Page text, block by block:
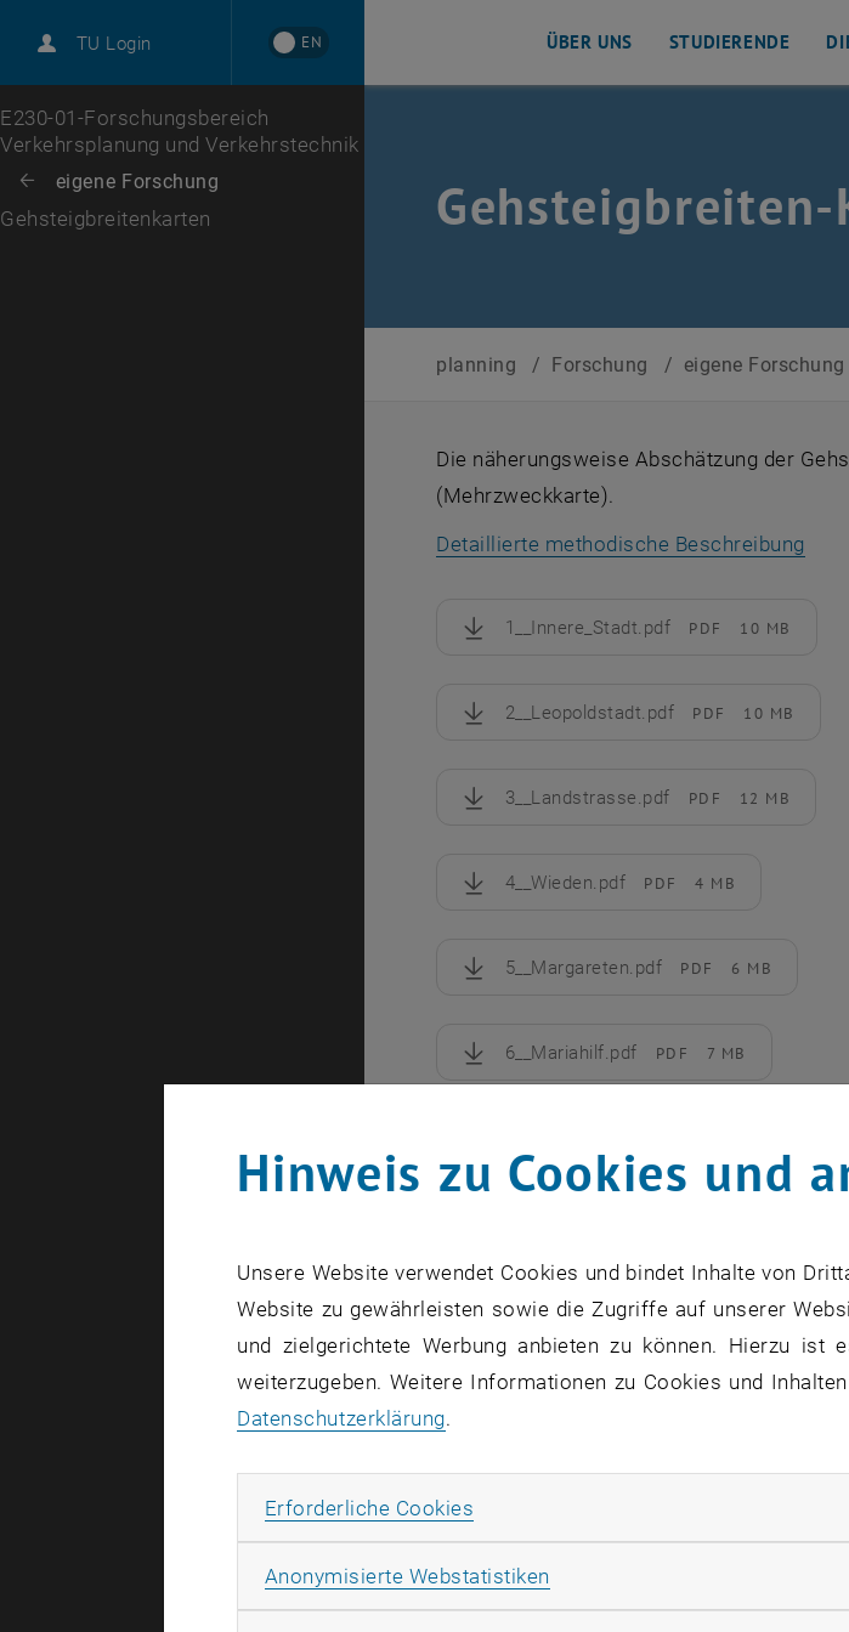
TU Login EN
Zur 1. Menü Ebene
E230-01-Forschungsbereich
Verkehrsplanung und Verkehrstechnik
Zurück: Subseiten von eigene Forschung auflisten
Zurück zur letzten Ebene:
eigene Forschung
Gehsteigbreitenkarten
ÜBER UNS STUDIERENDE
planning / Forschung / eigene Forschung
Die näherungsweise Abschätzung der
(Mehrzweckkarte).
Detaillierte methodische Beschreibung
1__Innere_Stadt.pdf PDF 10 MB
, herunterladen
2__Leopoldstadt.pdf PDF 10 MB
, herunterladen
3__Landstrasse.pdf PDF 12 MB
, herunterladen
4__Wieden.pdf PDF 4 MB
, herunterladen
5__Margareten.pdf PDF 6 MB
, herunterladen
6__Mariahilf.pdf PDF 7 MB
, herunterladen
, herunterladen
9__Alsergrund.pdf PDF 6 MB
, herunterladen
10__Favoriten.pdf PDF 11 MB
11__Simmering.pdf PDF 9 MB
12__Meidling.pdf
, herunterladen
Hinweis zu Cookies und
Unsere Website verwendet Cookies und bindet Inhalte von
Website zu gewährleisten sowie die Zugriffe auf unserer
und zielgerichtete Werbung anbieten zu können. Hierzu
weiterzugeben. Weitere Informationen zu Cookies und
Datenschutzerklärung.
Erforderliche Cookies
Anonymisierte Webstatistiken